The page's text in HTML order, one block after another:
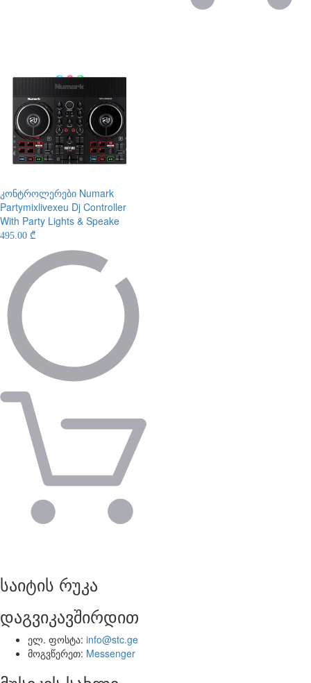
კონტროლერები Numark
Partymixlivexeu Dj Controller
With Party Lights & Speake
495.00 ₾
საიტის რუკა
დაგვიკავშირდით
ელ. ფოსტა: info@stc.ge
მოგვწერეთ: Messenger